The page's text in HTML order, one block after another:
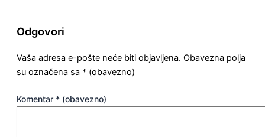
Odgovori
Vaša adresa e-pošte neće biti objavljena. Obavezna polja
su označena sa * (obavezno)
Komentar * (obavezno)